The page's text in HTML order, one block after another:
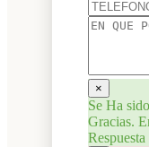
×
Se Ha
Gracias.